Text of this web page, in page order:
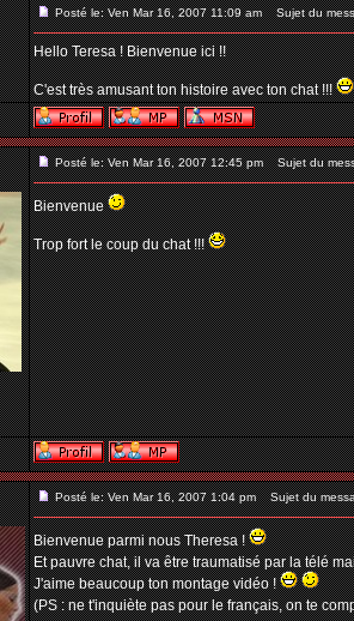
Posté le: Ven Mar 16, 2007 11:09 am Sujet du
Hello Teresa ! Bienvenue ici !!
C'est très amusant ton histoire avec ton chat !!!
Posté le: Ven Mar 16, 2007 12:45 pm Sujet du
Bienvenue
Trop fort le coup du chat !!!
Posté le: Ven Mar 16, 2007 1:04 pm Sujet du
Bienvenue parmi nous Theresa !
Et pauvre chat, il va être traumatisé par la télé
J'aime beaucoup ton montage vidéo !
(PS : ne t'inquiète pas pour le français, on te